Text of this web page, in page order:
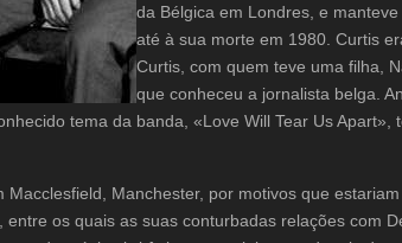
da Bélgica em Londres, e
até à sua morte em 1980. Curtis
Curtis, com quem teve uma filha,
que conheceu a jornalista belga.
tema da banda, «Love Will Tear Us Apart»,
Manchester, por motivos que
os quais as suas conturbadas relações com